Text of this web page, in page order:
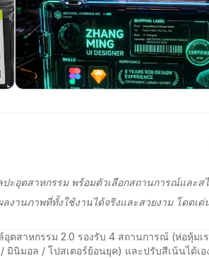
อุตสาหกรรม พร้อมตัวเลือกสถานการณ์และส
งานภาพที่ทั้งใช้งานได้จริงและสวยงาม โดดเด่
สาหกรรม 2.0 รองรับ 4 สถานการณ์ (ห่อหุ้มเ
นิมอล / โปสเตอร์ย้อนยุค) และปรับสีเน้นได้เ